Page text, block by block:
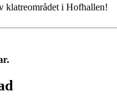
klatreområdet i Hofhallen!